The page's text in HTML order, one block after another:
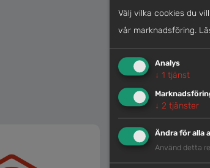
Välj vilka cookies du
vår marknadsföring.
Analys
↓ 1 tjänst
↓ 2 tjänster
Ändra för alla
Använd detta